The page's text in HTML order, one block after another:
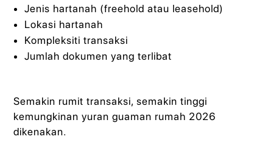
Jenis hartanah (freehold atau leasehold)
Lokasi hartanah
Kompleksiti transaksi
Jumlah dokumen yang terlibat
Semakin rumit transaksi, semakin tinggi
kemungkinan yuran guaman rumah 2026
dikenakan.